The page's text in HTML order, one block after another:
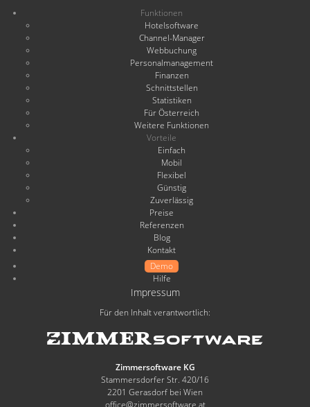
Funktionen
Hotelsoftware
Channel-Manager
Webbuchung
Personalmanagement
Finanzen
Schnittstellen
Statistiken
Für Österreich
Weitere Funktionen
Vorteile
Einfach
Mobil
Flexibel
Günstig
Zuverlässig
Preise
Referenzen
Blog
Kontakt
Demo
Hilfe
Impressum
Für den Inhalt verantwortlich:
Zimmersoftware KG
Stammersdorfer Str. 420/16
2201 Gerasdorf bei Wien
office@zimmersoftware.at